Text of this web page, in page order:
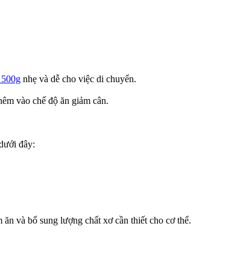
nhẹ và dễ cho việc di chuyển.
vào chế độ ăn giảm cân.
đây:
và bổ sung lượng chất xơ cần thiết cho cơ thể.